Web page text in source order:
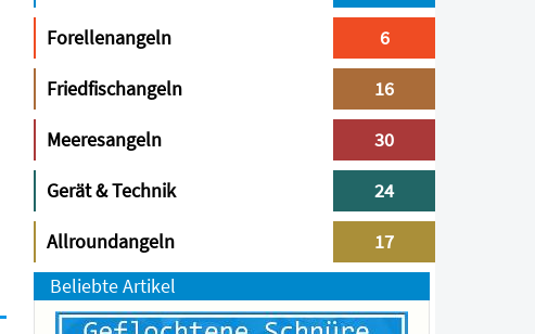
Forellenangeln 6
Friedfischangeln 16
Meeresangeln 30
Gerät & Technik 24
Allroundangeln
17
Beliebte Artikel